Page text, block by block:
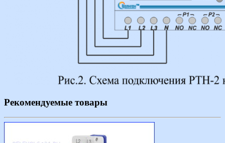
Рекомендуемые товары